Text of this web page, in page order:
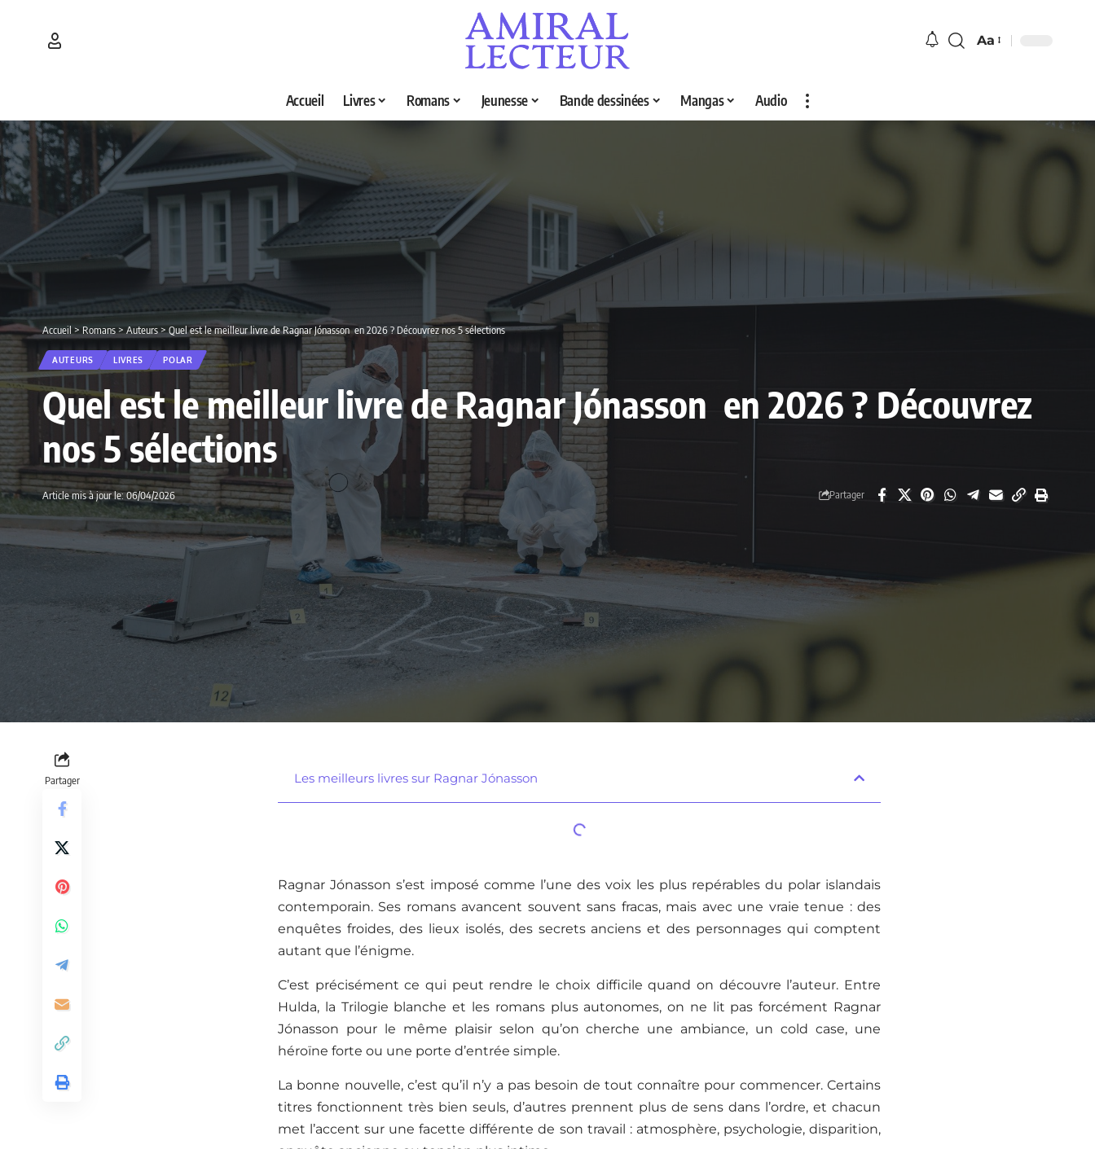
Aa
Accueil Livres Romans Jeunesse Bande dessinées Mangas Audio
Accueil > Romans> Auteurs >Quel est le meilleur livre de Ragnar Jónasson en 2026 ? Découvrez nos 5 sélections
AUTEURS LIVRES POLAR
Quel est le meilleur livre de Ragnar Jónasson en 2026 ? Découvrez
nos 5 sélections
Article mis à jour le: 06/04/2026 Partager
Partager Les meilleurs livres sur Ragnar Jónasson
Ragnar Jónasson s’est imposé comme l’une des voix les plus repérables du polar islandais
contemporain. Ses romans avancent souvent sans fracas, mais avec une vraie tenue : des
enquêtes froides, des lieux isolés, des secrets anciens et des personnages qui comptent
autant que l’énigme.
C’est précisément ce qui peut rendre le choix difficile quand on découvre l’auteur. Entre
Hulda, la Trilogie blanche et les romans plus autonomes, on ne lit pas forcément Ragnar
Jónasson pour le même plaisir selon qu’on cherche une ambiance, un cold case, une
héroïne forte ou une porte d’entrée simple.
La bonne nouvelle, c’est qu’il n’y a pas besoin de tout connaître pour commencer. Certains
titres fonctionnent très bien seuls, d’autres prennent plus de sens dans l’ordre, et chacun
met l’accent sur une facette différente de son travail : atmosphère, psychologie, disparition,